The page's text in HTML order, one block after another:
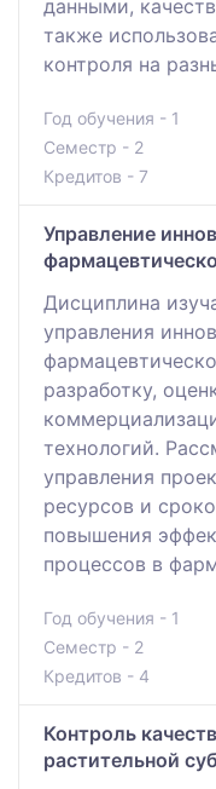
данными,
также
контроля на
Год обучения - 1
Семестр - 2
Кредитов - 7
Управление
Дисциплина
управления
разработку,
технологий.
управления
ресурсов и
повышения
процессов в
Год обучения - 1
Семестр - 2
Кредитов - 4
Контроль
растительной